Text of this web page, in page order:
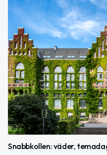
Snabbkollen: väder,